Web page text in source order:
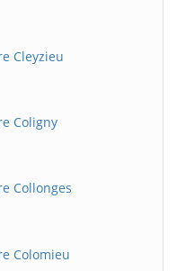
Cleyzieu
Coligny
Collonges
Colomieu